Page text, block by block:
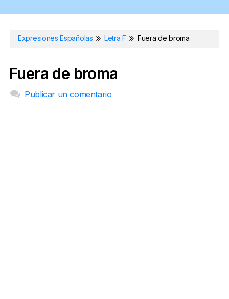
Expresiones Españolas Letra F Fuera de broma
Fuera de broma
Publicar un comentario